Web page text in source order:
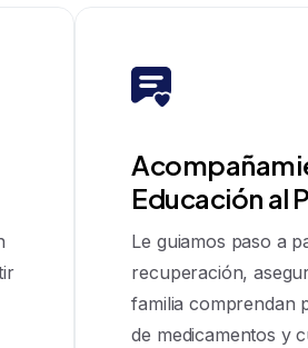
Educación al
Le guiamos paso a
recuperación,
familia comprendan
de medicamentos y